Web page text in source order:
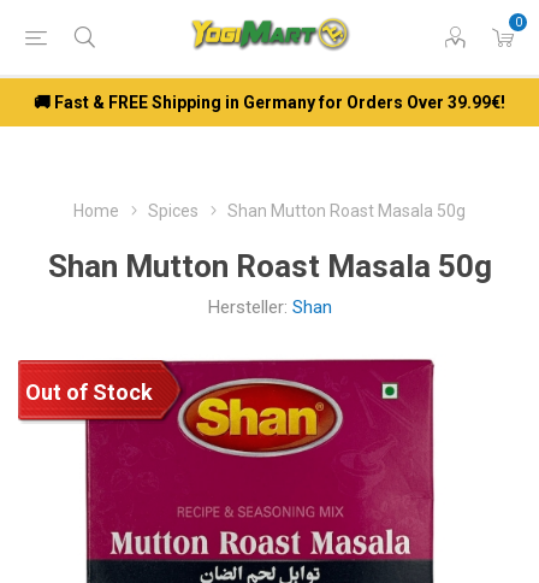
0
🚚 Fast & FREE Shipping in Germany for Orders Over 39.99€!
Home Spices Shan Mutton Roast Masala 50g
Shan Mutton Roast Masala 50g
Hersteller: Shan
Out of Stock